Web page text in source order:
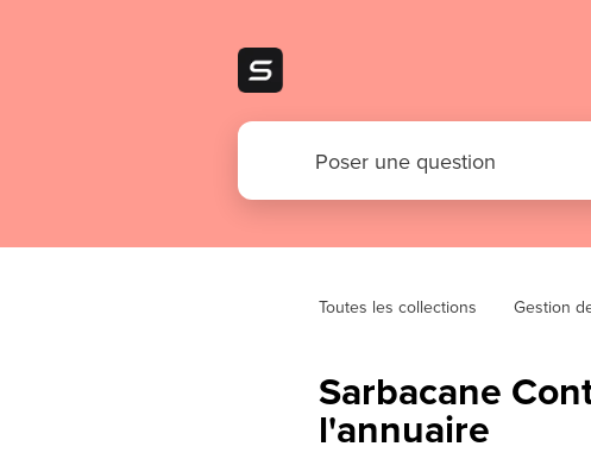
Toutes les collections Gestion
Sarbacane
l'annuaire